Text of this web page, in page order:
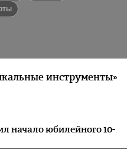
инструменты»
начало юбилейного 10-